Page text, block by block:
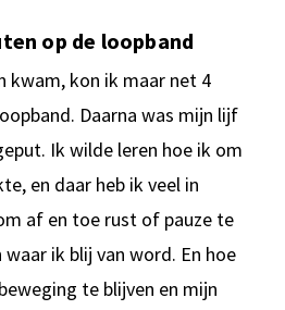
op de loopband
kwam, kon ik maar net 4
Daarna was mijn lijf
Ik wilde leren hoe ik om
en daar heb ik veel in
af en toe rust of pauze te
ik blij van word. En hoe
te blijven en mijn